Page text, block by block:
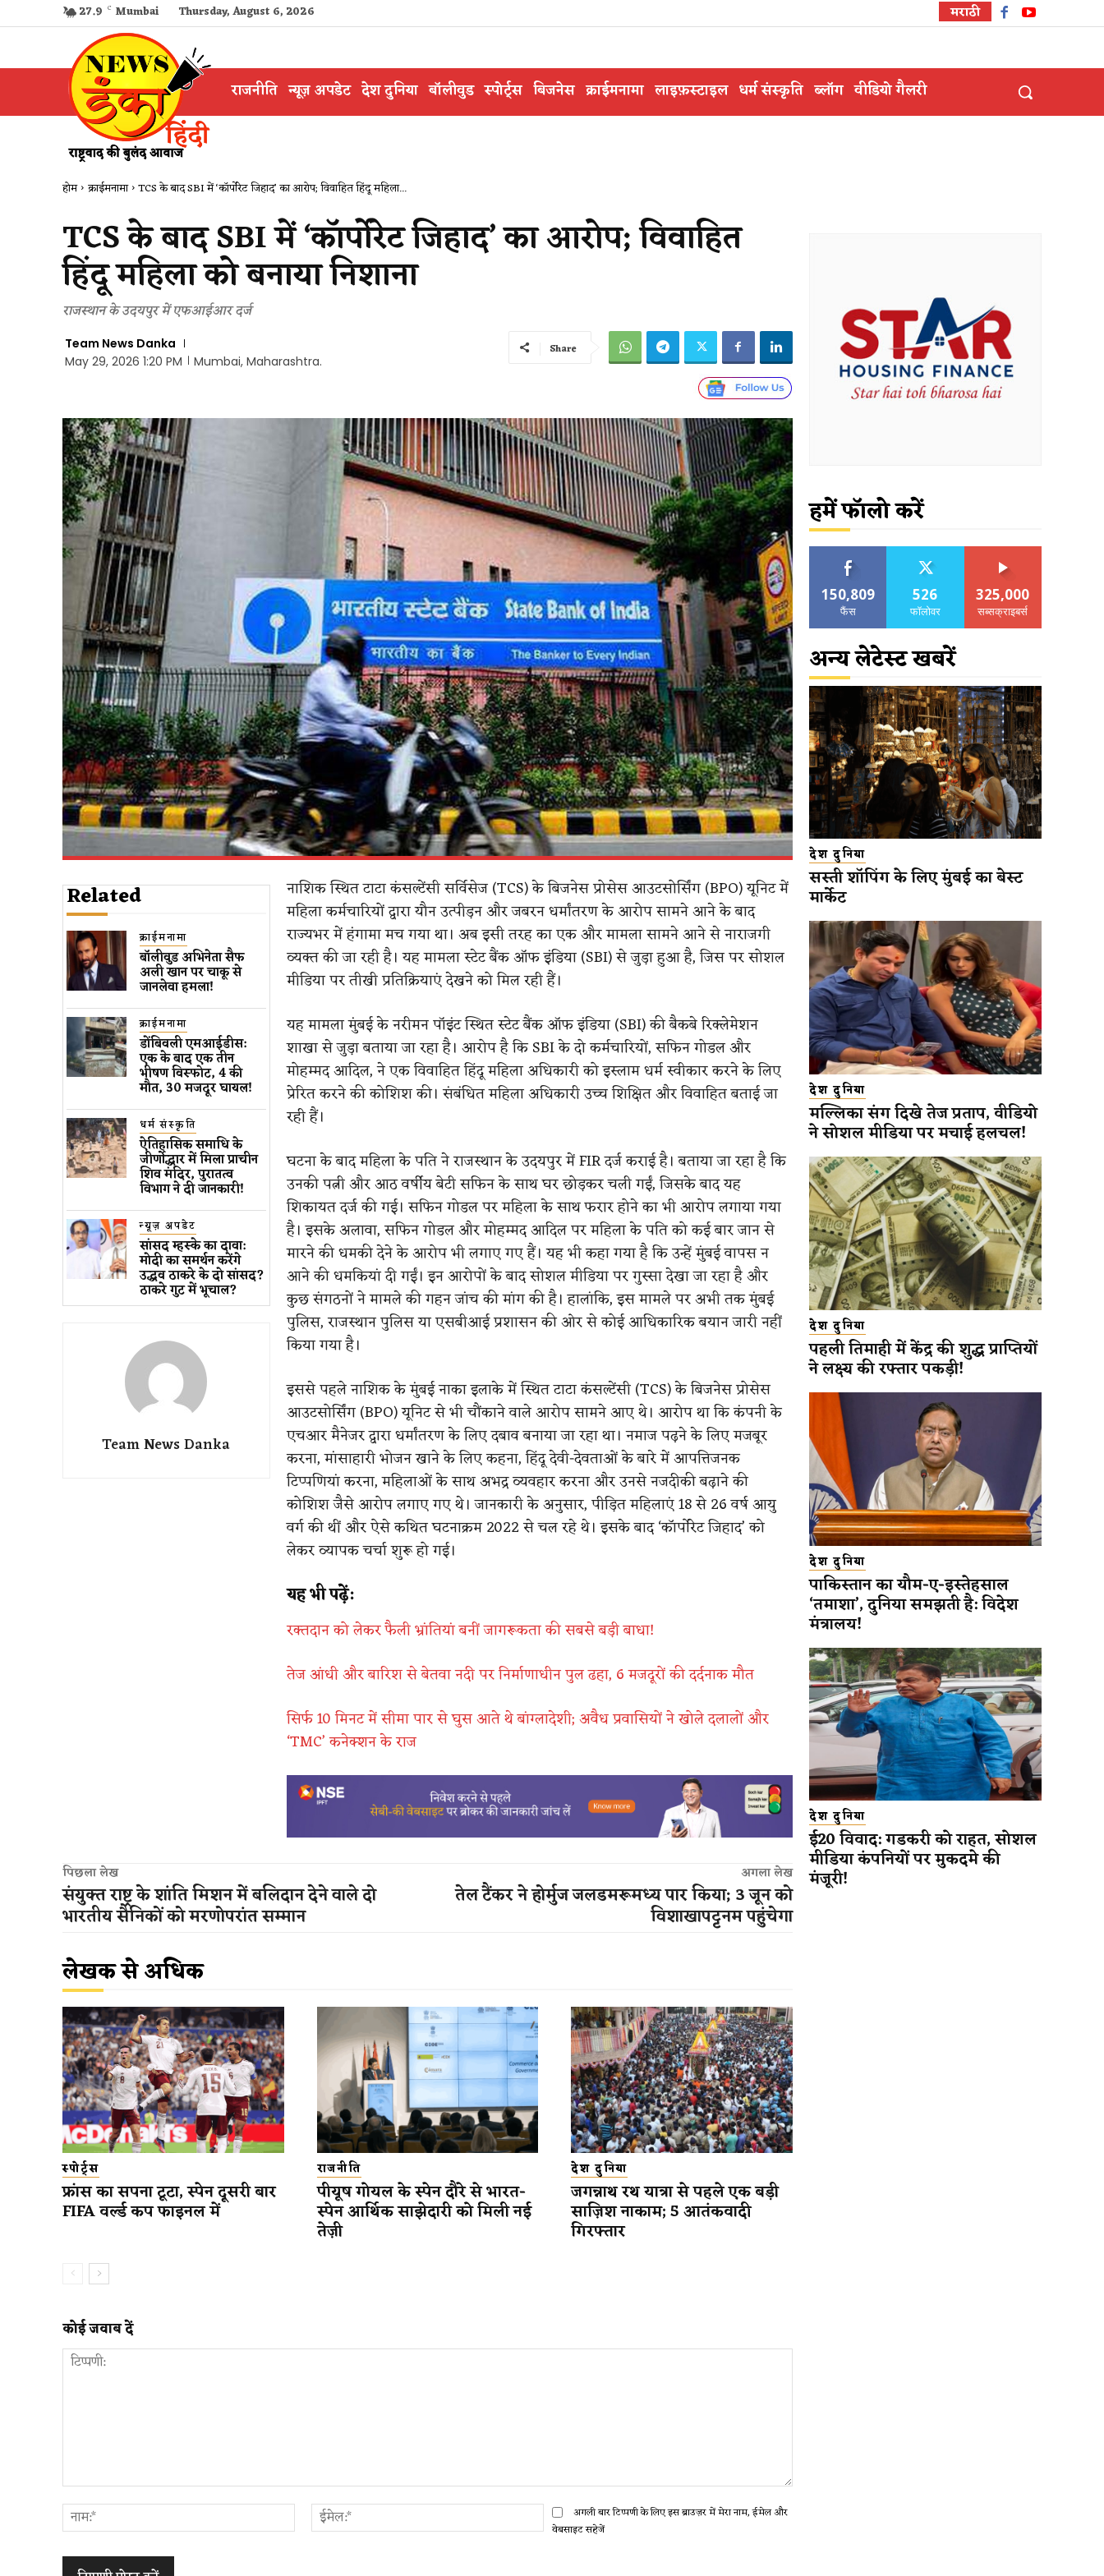
27.9 C Mumbai Thursday, August 6, 2026 मराठी
राजनीति न्यूज़ अपडेट देश दुनिया बॉलीवुड स्पोर्ट्स बिजनेस क्राईमनामा लाइफ़स्टाइल धर्म संस्कृति ब्लॉग वीडियो गैलरी
होम क्राईमनामा TCS के बाद SBI में ‘कॉर्पोरेट जिहाद’ का आरोप; विवाहित हिंदू महिला...
TCS के बाद SBI में ‘कॉर्पोरेट जिहाद’ का आरोप; विवाहित
हिंदू महिला को बनाया निशाना
राजस्थान के उदयपुर में एफआईआर दर्ज
Team News Danka
May 29, 2026 1:20 PM
Mumbai, Maharashtra.
Share
Related
क्राईमनामा
बॉलीवुड​ अभिनेता सैफ
अली खान पर चाकू से ​
जानलेवा हमला​!
क्राईमनामा
डोंबिवली एमआईडीस:
एक के बाद एक तीन
भीषण विस्फोट, 4 की
मौत, 30 मजदूर घायल!
धर्म संस्कृति
ऐतिहासिक समाधि के
जीर्णोद्धार में मिला प्राचीन
शिव मंदिर, पुरातत्व
विभाग ने दी जानकारी!
न्यूज़ अपडेट
सांसद म्हस्के का दावा:
मोदी का समर्थन करेंगे
उद्धव ठाकरे के दो सांसद?
ठाकरे गुट में भूचाल?
Team News Danka
नाशिक स्थित टाटा कंसल्टेंसी सर्विसेज (TCS) के बिजनेस प्रोसेस आउटसोर्सिंग (BPO) यूनिट में
महिला कर्मचारियों द्वारा यौन उत्पीड़न और जबरन धर्मांतरण के आरोप सामने आने के बाद
राज्यभर में हंगामा मच गया था। अब इसी तरह का एक और मामला सामने आने से नाराजगी
व्यक्त की जा रही है। यह मामला स्टेट बैंक ऑफ इंडिया (SBI) से जुड़ा हुआ है, जिस पर सोशल
मीडिया पर तीखी प्रतिक्रियाएं देखने को मिल रही हैं।
यह मामला मुंबई के नरीमन पॉइंट स्थित स्टेट बैंक ऑफ इंडिया (SBI) की बैकबे रिक्लेमेशन
शाखा से जुड़ा बताया जा रहा है। आरोप है कि SBI के दो कर्मचारियों, सफिन गोडल और
मोहम्मद आदिल, ने एक विवाहित हिंदू महिला अधिकारी को इस्लाम धर्म स्वीकार करने के लिए
प्रेरित करने की कोशिश की। संबंधित महिला अधिकारी उच्च शिक्षित और विवाहित बताई जा
रही हैं।
घटना के बाद महिला के पति ने राजस्थान के उदयपुर में FIR दर्ज कराई है। बताया जा रहा है कि
उनकी पत्नी और आठ वर्षीय बेटी सफिन के साथ घर छोड़कर चली गईं, जिसके बाद यह
शिकायत दर्ज की गई। सफिन गोडल पर महिला के साथ फरार होने का भी आरोप लगाया गया
है। इसके अलावा, सफिन गोडल और मोहम्मद आदिल पर महिला के पति को कई बार जान से
मारने की धमकी देने के आरोप भी लगाए गए हैं। यह भी कहा गया है कि उन्हें मुंबई वापस न
आने की धमकियां दी गईं। इन आरोपों के बाद सोशल मीडिया पर गुस्सा देखा जा रहा है और
कुछ संगठनों ने मामले की गहन जांच की मांग की है। हालांकि, इस मामले पर अभी तक मुंबई
पुलिस, राजस्थान पुलिस या एसबीआई प्रशासन की ओर से कोई आधिकारिक बयान जारी नहीं
किया गया है।
इससे पहले नाशिक के मुंबई नाका इलाके में स्थित टाटा कंसल्टेंसी (TCS) के बिजनेस प्रोसेस
आउटसोर्सिंग (BPO) यूनिट से भी चौंकाने वाले आरोप सामने आए थे। आरोप था कि कंपनी के
एचआर मैनेजर द्वारा धर्मांतरण के लिए दबाव बनाया जा रहा था। नमाज पढ़ने के लिए मजबूर
करना, मांसाहारी भोजन खाने के लिए कहना, हिंदू देवी-देवताओं के बारे में आपत्तिजनक
टिप्पणियां करना, महिलाओं के साथ अभद्र व्यवहार करना और उनसे नजदीकी बढ़ाने की
कोशिश जैसे आरोप लगाए गए थे। जानकारी के अनुसार, पीड़ित महिलाएं 18 से 26 वर्ष आयु
वर्ग की थीं और ऐसे कथित घटनाक्रम 2022 से चल रहे थे। इसके बाद ‘कॉर्पोरेट जिहाद’ को
लेकर व्यापक चर्चा शुरू हो गई।
यह भी पढ़ें:
रक्तदान को लेकर फैली भ्रांतियां बनीं जागरूकता की सबसे बड़ी बाधा!
तेज आंधी और बारिश से बेतवा नदी पर निर्माणाधीन पुल ढहा, 6 मजदूरों की दर्दनाक मौत
सिर्फ 10 मिनट में सीमा पार से घुस आते थे बांग्लादेशी; अवैध प्रवासियों ने खोले दलालों और
‘TMC’ कनेक्शन के राज
पिछला लेख
संयुक्त राष्ट्र के शांति मिशन में बलिदान देने वाले दो
भारतीय सैनिकों को मरणोपरांत सम्मान
अगला लेख
तेल टैंकर ने होर्मुज जलडमरूमध्य पार किया; 3 जून को
विशाखापट्टनम पहुंचेगा
लेखक से अधिक
स्पोर्ट्स
फ्रांस का सपना टूटा, स्पेन दूसरी बार
FIFA वर्ल्ड कप फाइनल में
राजनीति
पीयूष गोयल के स्पेन दौरे से भारत-
स्पेन आर्थिक साझेदारी को मिली नई
तेज़ी
देश दुनिया
जगन्नाथ रथ यात्रा से पहले एक बड़ी
साज़िश नाकाम; 5 आतंकवादी
गिरफ्तार
कोई जवाब दें
नाम:*
ईमेल:*अगली बार टिप्पणी के लिए इस ब्राउज़र में मेरा नाम, ईमेल और
वेबसाइट सहेजें
हमें फॉलो करें
150,809
फैंस
526
फॉलोवर
325,000
सब्सक्राइबर्स
अन्य लेटेस्ट खबरें
देश दुनिया
सस्ती शॉपिंग के लिए मुंबई का बेस्ट
मार्केट
देश दुनिया
मल्लिका संग दिखे तेज प्रताप, वीडियो
ने सोशल मीडिया पर मचाई हलचल!
देश दुनिया
पहली तिमाही में केंद्र की शुद्ध प्राप्तियों
ने लक्ष्य की रफ्तार पकड़ी!
देश दुनिया
पाकिस्तान का यौम-ए-इस्तेहसाल
‘तमाशा’, दुनिया समझती है: विदेश
मंत्रालय!
देश दुनिया
ई20 विवाद: गडकरी को राहत, सोशल
मीडिया कंपनियों पर मुकदमे की
मंजूरी!